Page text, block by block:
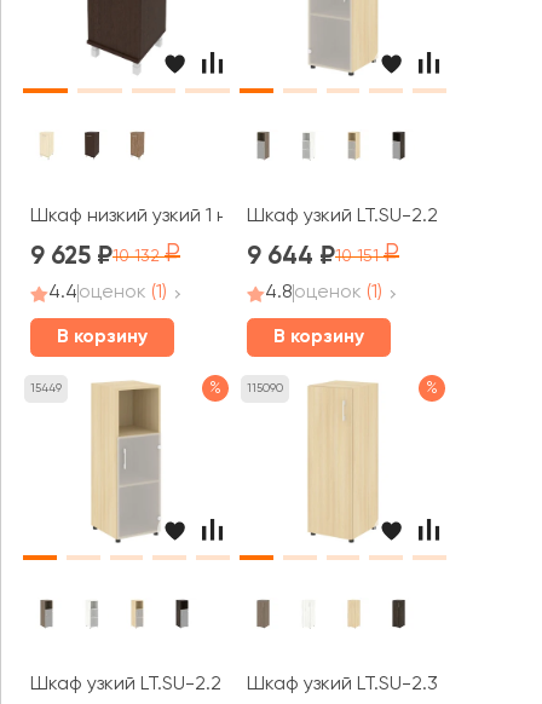
Шкаф низкий узкий 1 низкая дверь ЛДСП правый
9 625 10 132
4.4оценок (1)
В корзину
Шкаф узкий LT.SU-2.2 (L)
9 644 10 151
4.8оценок (1)
В корзину
15449 %
Шкаф узкий LT.SU-2.2 (R) 400x450x1195 Ялта / Yalta
115090 %
Шкаф узкий LT.SU-2.3 (L)